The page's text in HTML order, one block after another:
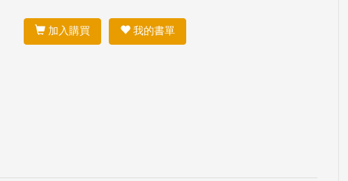
加入購買 我的書單